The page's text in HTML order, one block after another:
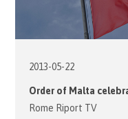
2013-05-22
Order of Malta
Rome Riport TV